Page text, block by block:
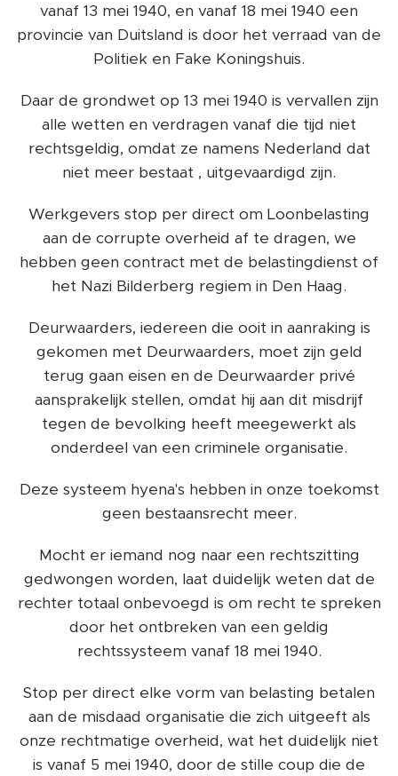
vanaf 13 mei 1940, en vanaf 18 mei 1940 een
provincie van Duitsland is door het verraad van de
Politiek en Fake Koningshuis.
Daar de grondwet op 13 mei 1940 is vervallen zijn
alle wetten en verdragen vanaf die tijd niet
rechtsgeldig, omdat ze namens Nederland dat
niet meer bestaat , uitgevaardigd zijn.
Werkgevers stop per direct om Loonbelasting
aan de corrupte overheid af te dragen, we
hebben geen contract met de belastingdienst of
het Nazi Bilderberg regiem in Den Haag.
Deurwaarders, iedereen die ooit in aanraking is
gekomen met Deurwaarders, moet zijn geld
terug gaan eisen en de Deurwaarder privé
aansprakelijk stellen, omdat hij aan dit misdrijf
tegen de bevolking heeft meegewerkt als
onderdeel van een criminele organisatie.
Deze systeem hyena's hebben in onze toekomst
geen bestaansrecht meer.
Mocht er iemand nog naar een rechtszitting
gedwongen worden, laat duidelijk weten dat de
rechter totaal onbevoegd is om recht te spreken
door het ontbreken van een geldig
rechtssysteem vanaf 18 mei 1940.
Stop per direct elke vorm van belasting betalen
aan de misdaad organisatie die zich uitgeeft als
onze rechtmatige overheid, wat het duidelijk niet
is vanaf 5 mei 1940, door de stille coup die de